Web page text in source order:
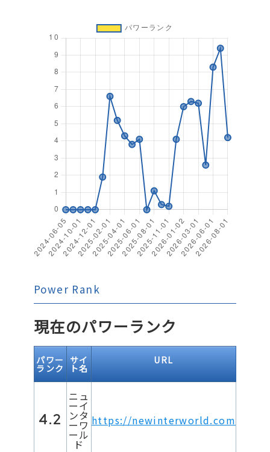
Power Rank
現在のパワーランク
パワー
ランク
サイ
ト名
URL
4.2
ニュ
ーイ
ンタ
ーワ
ール
ド
https://newinterworld.com